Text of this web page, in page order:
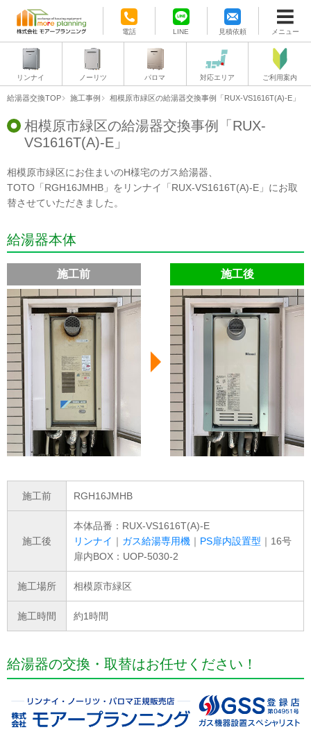
電話 LINE 見積依頼 メニュー
リンナイ ノーリツ パロマ 対応エリア ご利用案内
給湯器交換TOP 施工事例 相模原市緑区の給湯器交換事例「RUX-VS1616T(A)-E」
相模原市緑区の給湯器交換事例「RUX-
VS1616T(A)-E」
相模原市緑区にお住まいのH様宅のガス給湯器、
TOTO「RGH16JMHB」をリンナイ「RUX-VS1616T(A)-E」にお取
替させていただきました。
給湯器本体
施工前 施工後
施工前 RGH16JMHB
施工後
本体品番：RUX-VS1616T(A)-E
リンナイ ｜ ガス給湯専用機 ｜ PS扉内設置型 ｜16号
扉内BOX：UOP-5030-2
施工場所 相模原市緑区
施工時間 約1時間
給湯器の交換・取替はお任せください！